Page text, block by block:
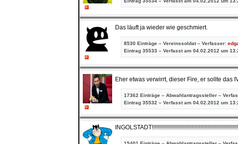
Das läuft ja wieder wie geschmiert.
8530 Einträge – Vereinssoldat – Verfasser:
Eintrag 35533 – Verfasst am 04.02.2012 um
Eher etwas verwirrt, dieser Fire, er sollte das
17362 Einträge – Abwahlantragssteller –
Eintrag 35532 – Verfasst am 04.02.2012 um
INGOLSTADT!!!!!!!!!!!!!!!!!!!!!!!!!!!!!!!!!!!!!!!!!!!!!!!!!!!!!!!!!!!